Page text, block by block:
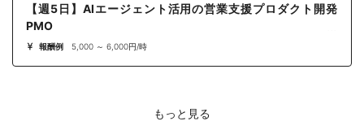
【週5日】AIエージェント活用の営業支援プロダクト開発
PMO
報酬例 5,000 ～ 6,000円/時
もっと見る